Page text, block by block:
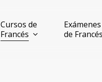
Cursos de
Francés
de Francés